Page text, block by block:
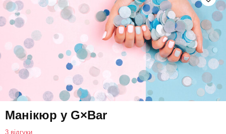
Манікюр у G×Bar
3 відгуки